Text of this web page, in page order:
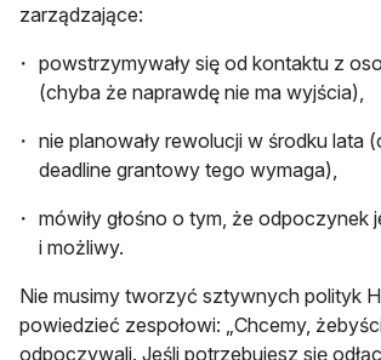
zarządzające:
powstrzymywały się od kontaktu z
(chyba że naprawdę nie ma wyjścia),
nie planowały rewolucji w środku lata
deadline grantowy tego wymaga),
mówiły głośno o tym, że odpoczynek
i możliwy.
Nie musimy tworzyć sztywnych polityk
powiedzieć zespołowi: „Chcemy,
odpoczywali. Jeśli potrzebujesz się